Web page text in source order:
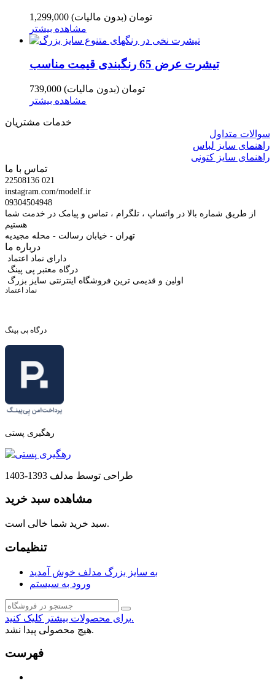
1,299,000 تومان (بدون مالیات)
مشاهده بیشتر
تیشرت عرض 65 رنگبندی قیمت مناسب
739,000 تومان (بدون مالیات)
مشاهده بیشتر
خدمات مشتریان
سوالات متداول
راهنمای سایز لباس
راهنمای سایز کتونی
تماس با ما
22508136 021
instagram.com/modelf.ir
09304504948
از طریق شماره بالا در واتساپ ، تلگرام ، تماس و پیامک در خدمت شما
هستیم
تهران - خیابان رسالت - محله مجیدیه
درباره ما
دارای نماد اعتماد
درگاه معتبر پی پینگ
اولین و قدیمی ترین فروشگاه اینترنتی سایز بزرگ
نماد اعتماد
درگاه پی پینگ
رهگیری پستی
طراحی توسط مدلف 1393-1403
مشاهده سبد خرید
سبد خرید شما خالی است.
تنظیمات
به سایز بزرگ مدلف خوش آمدید
ورود به سیستم
برای محصولات بیشتر کلیک کنید.
هیچ محصولی پیدا نشد.
فهرست